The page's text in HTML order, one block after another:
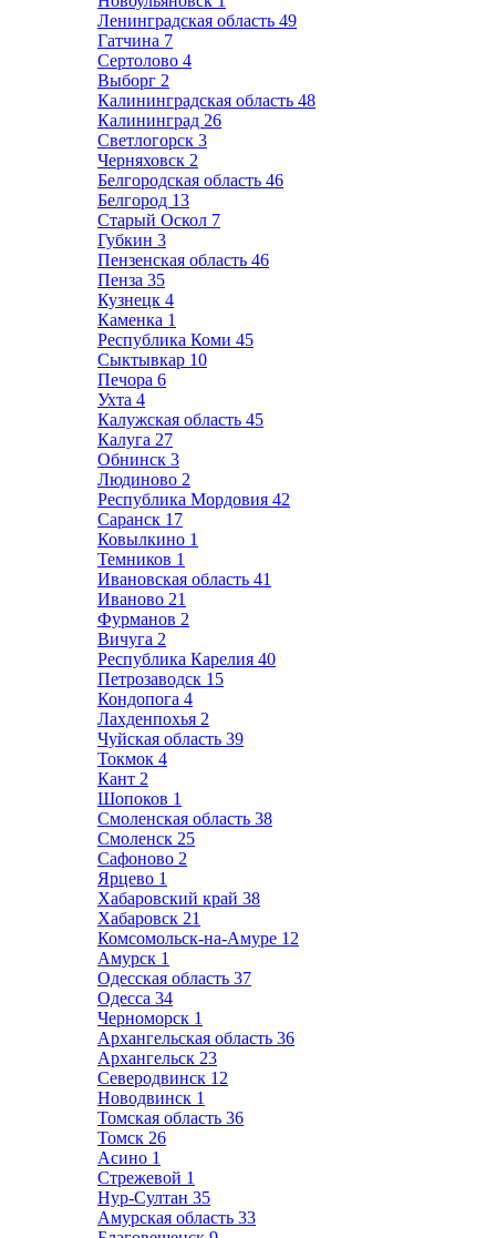
Ленинградская область 49
Гатчина 7
Сертолово 4
Выборг 2
Калининградская область 48
Калининград 26
Светлогорск 3
Черняховск 2
Белгородская область 46
Белгород 13
Старый Оскол 7
Губкин 3
Пензенская область 46
Пенза 35
Кузнецк 4
Каменка 1
Республика Коми 45
Сыктывкар 10
Печора 6
Ухта 4
Калужская область 45
Калуга 27
Обнинск 3
Людиново 2
Республика Мордовия 42
Саранск 17
Ковылкино 1
Темников 1
Ивановская область 41
Иваново 21
Фурманов 2
Вичуга 2
Республика Карелия 40
Петрозаводск 15
Кондопога 4
Лахденпохья 2
Чуйская область 39
Токмок 4
Кант 2
Шопоков 1
Смоленская область 38
Смоленск 25
Сафоново 2
Ярцево 1
Хабаровский край 38
Хабаровск 21
Комсомольск-на-Амуре 12
Амурск 1
Одесская область 37
Одесса 34
Черноморск 1
Архангельская область 36
Архангельск 23
Северодвинск 12
Новодвинск 1
Томская область 36
Томск 26
Асино 1
Стрежевой 1
Нур-Султан 35
Амурская область 33